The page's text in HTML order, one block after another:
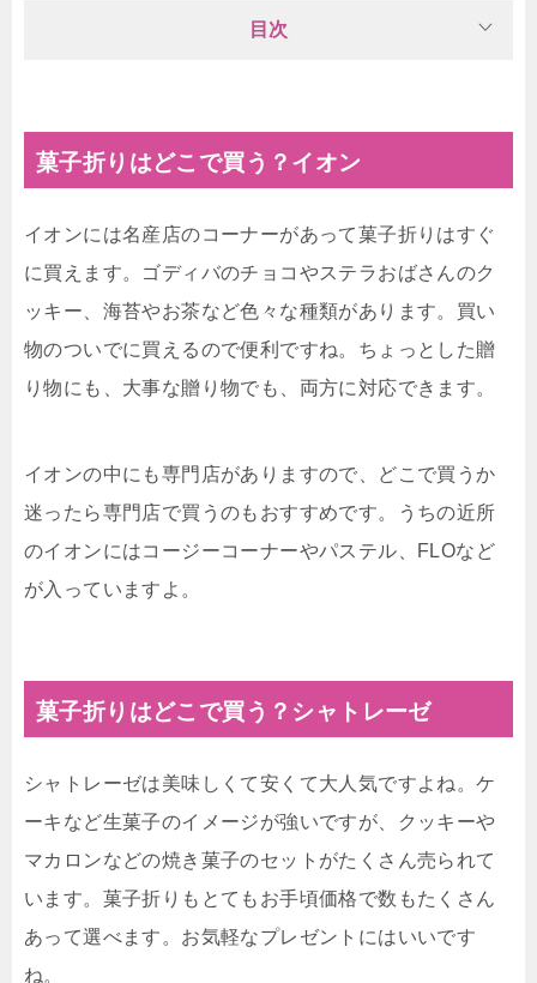
目次
菓子折りはどこで買う？イオン
イオンには名産店のコーナーがあって菓子折りはすぐ
に買えます。ゴディバのチョコやステラおばさんのク
ッキー、海苔やお茶など色々な種類があります。買い
物のついでに買えるので便利ですね。ちょっとした贈
り物にも、大事な贈り物でも、両方に対応できます。
イオンの中にも専門店がありますので、どこで買うか
迷ったら専門店で買うのもおすすめです。うちの近所
のイオンにはコージーコーナーやパステル、FLOなど
が入っていますよ。
菓子折りはどこで買う？シャトレーゼ
シャトレーゼは美味しくて安くて大人気ですよね。ケ
ーキなど生菓子のイメージが強いですが、クッキーや
マカロンなどの焼き菓子のセットがたくさん売られて
います。菓子折りもとてもお手頃価格で数もたくさん
あって選べます。お気軽なプレゼントにはいいです
ね。